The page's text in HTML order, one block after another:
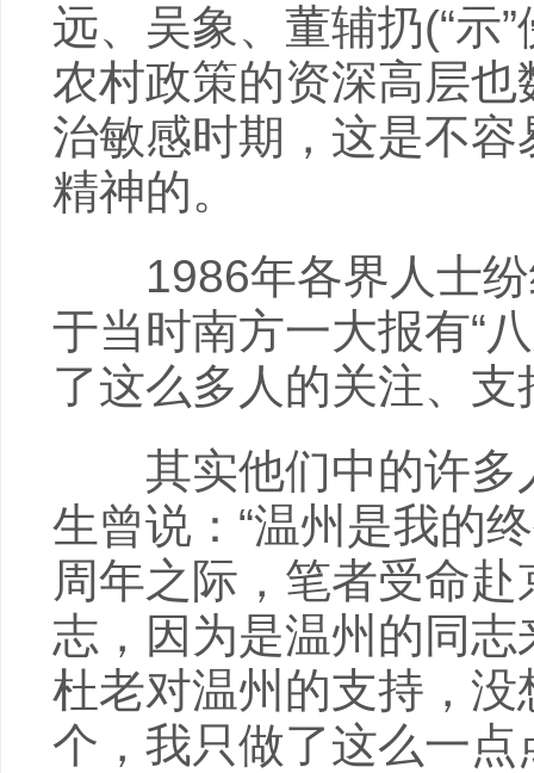
远、吴象、董辅扔(“示
农村政策的资深高层
治敏感时期，这是不
精神的。
1986年各界人士纷
于当时南方一大报有“
了这么多人的关注、
其实他们中的许多
生曾说：“温州是我的
周年之际，笔者受命
志，因为是温州的同
杜老对温州的支持，没
个，我只做了这么一